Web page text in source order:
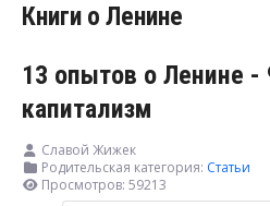
Книги о Ленине
13 опытов о Ленине -
капитализм
Славой Жижек
Родительская категория: Статьи
Просмотров: 59213